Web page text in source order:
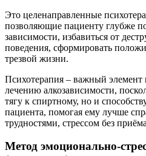
Это целенаправленные
позволяющие пациенту глубже
зависимости, избавиться от
поведения, сформировать
трезвой жизни.
Психотерапия – важный элемент
лечению алкозависимости,
тягу к спиртному, но и
пациента, помогая ему лучше
трудностями, стрессом без
Метод эмоционально-